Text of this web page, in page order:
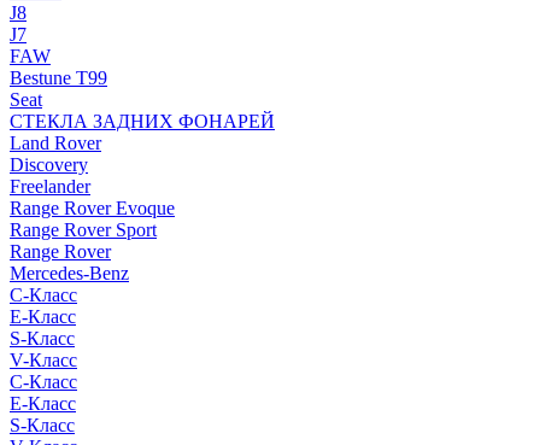
J8
J7
FAW
Bestune T99
Seat
СТЕКЛА ЗАДНИХ ФОНАРЕЙ
Land Rover
Discovery
Freelander
Range Rover Evoque
Range Rover Sport
Range Rover
Mercedes-Benz
C-Класс
E-Класс
S-Класс
V-Класс
C-Класс
E-Класс
S-Класс